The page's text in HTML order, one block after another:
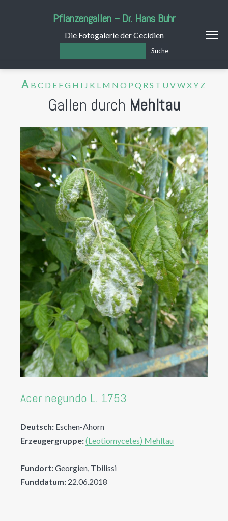
Pflanzengallen – Dr. Hans Buhr
Die Fotogalerie der Cecidien
Suche
A B C D E FG H I J K L M N O P Q R S T U VWXY Z
Gallen durch Mehltau
Acer negundo L. 1753
Deutsch: Eschen-Ahorn
Erzeugergruppe:(Leotiomycetes) Mehltau
Fundort:Georgien, Tbilissi
Funddatum: 22.06.2018